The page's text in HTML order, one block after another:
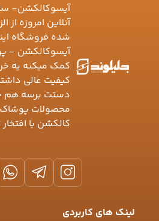
آیسوکالکشن-
آنلاین امروزه از
شده فروشگاه
آیسوکالکشن -
کمک میکنه یه
کیفیت عالی
دستت برسه هم
محصولات پوشاک
کالکشن با
لینک های کاربردی